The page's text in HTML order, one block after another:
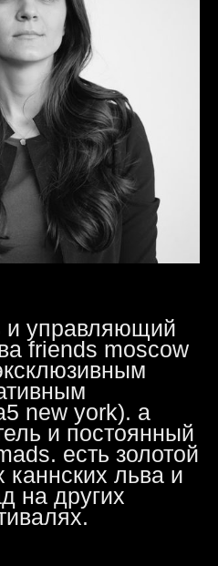
и управляющий
friends moscow
new york). а
и постоянный
есть золотой
каннских льва и
на других